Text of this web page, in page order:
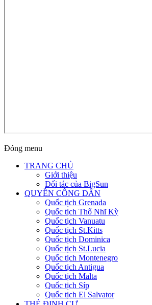
Đóng menu
TRANG CHỦ
Giới thiệu
Đối tác của BigSun
QUYỀN CÔNG DÂN
Quốc tịch Grenada
Quốc tịch Thổ Nhĩ Kỳ
Quốc tịch Vanuatu
Quốc tịch St.Kitts
Quốc tịch Dominica
Quốc tịch St.Lucia
Quốc tịch Montenegro
Quốc tịch Antigua
Quốc tịch Malta
Quốc tịch Síp
Quốc tịch El Salvator